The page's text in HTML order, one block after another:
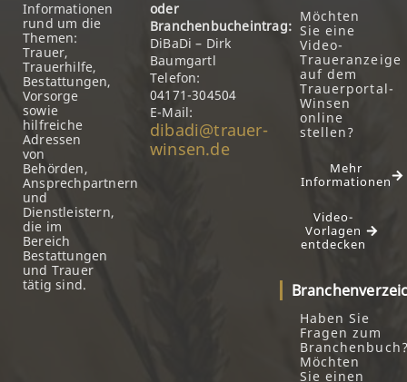
Informationen
rund um die
Themen:
Trauer,
Trauerhilfe,
Bestattungen,
Vorsorge
sowie
hilfreiche
Adressen
von
Behörden,
Ansprechpartnern
und
Dienstleistern,
die im
Bereich
Bestattungen
und Trauer
tätig sind.
oder
Branchenbucheintrag:
DiBaDi – Dirk
Baumgartl
Telefon:
04171-304504
E-Mail:
dibadi@trauer-
winsen.de
Möchten
Sie eine
Video-
Traueranzeige
auf dem
Trauerportal-
Winsen
online
stellen?
Mehr
Informationen
Video-
Vorlagen
entdecken
Haben Sie
Fragen zum
Möchten
Sie einen